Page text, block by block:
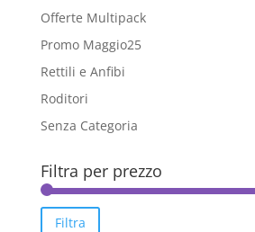
Offerte Multipack
Promo Maggio25
Rettili e Anfibi
Roditori
Senza Categoria
Filtra per prezzo
Filtra